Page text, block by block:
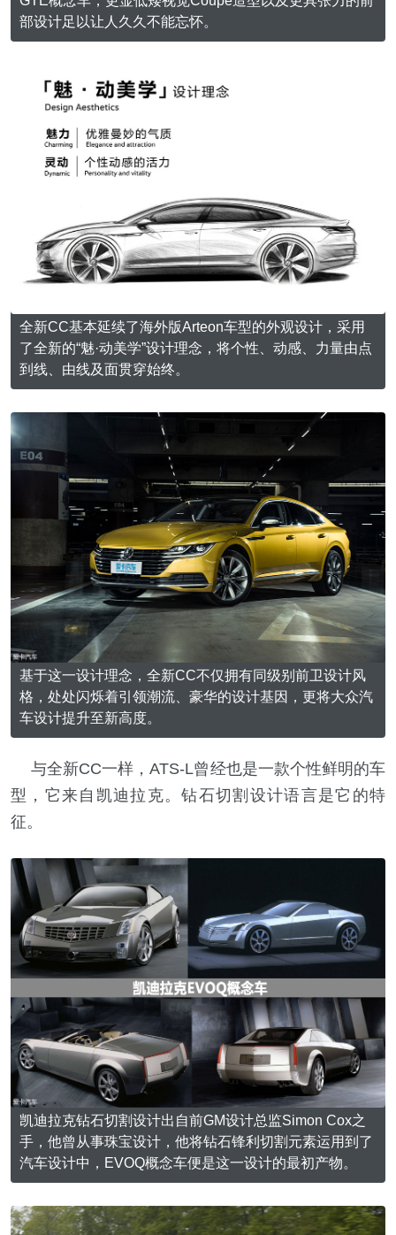
部设计足以让人久久不能忘怀。
全新CC基本延续了海外版Arteon车型的外观设计，采用
了全新的“魅·动美学”设计理念，将个性、动感、力量由点
到线、由线及面贯穿始终。
基于这一设计理念，全新CC不仅拥有同级别前卫设计风
格，处处闪烁着引领潮流、豪华的设计基因，更将大众汽
车设计提升至新高度。
与全新CC一样，ATS-L曾经也是一款个性鲜明的车
型，它来自凯迪拉克。钻石切割设计语言是它的特
征。
凯迪拉克钻石切割设计出自前GM设计总监Simon Cox之
手，他曾从事珠宝设计，他将钻石锋利切割元素运用到了
汽车设计中，EVOQ概念车便是这一设计的最初产物。